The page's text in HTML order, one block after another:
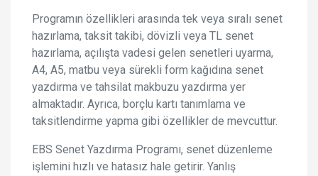
Programın özellikleri arasında tek veya sıralı senet
hazırlama, taksit takibi, dövizli veya TL senet
hazırlama, açılışta vadesi gelen senetleri uyarma,
A4, A5, matbu veya sürekli form kağıdına senet
yazdırma ve tahsilat makbuzu yazdırma yer
almaktadır. Ayrıca, borçlu kartı tanımlama ve
taksitlendirme yapma gibi özellikler de mevcuttur.
EBS Senet Yazdırma Programı, senet düzenleme
işlemini hızlı ve hatasız hale getirir. Yanlış